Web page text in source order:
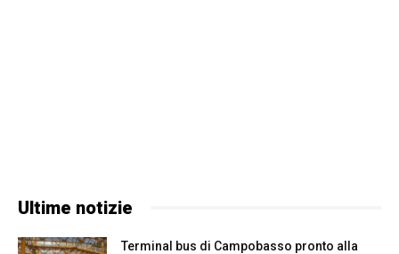
Ultime notizie
Terminal bus di Campobasso pronto alla